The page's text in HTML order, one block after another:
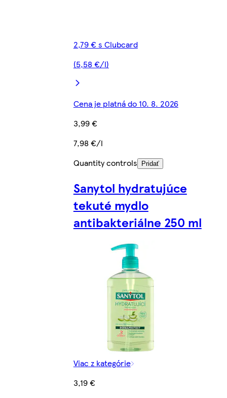
2,79 € s Clubcard
(5,58 €/l)
Cena je platná do 10. 8. 2026
3,99 €
7,98 €/l
Quantity controls
Pridať
Sanytol hydratujúce
tekuté mydlo
antibakteriálne 250 ml
Viac z kategórie
3,19 €